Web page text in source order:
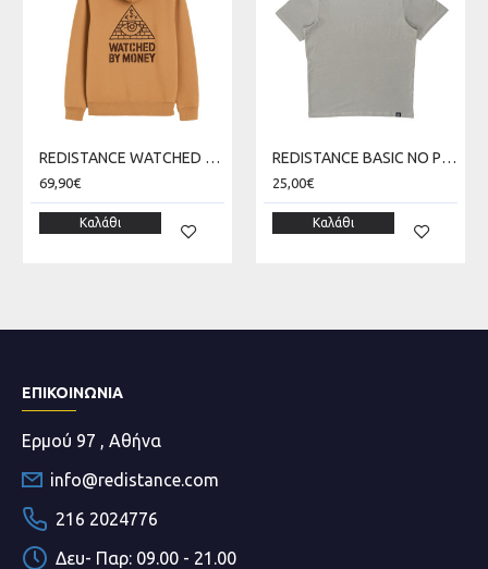
REDISTANCE WATCHED MONEY ZIP HOODIE RDU225TC08-2222
69,90€
Καλάθι
REDISTANCE BASIC NO PRINT LIGHT TEE RDU000B00-0606
25,00€
Καλάθι
ΕΠΙΚΟΙΝΩΝΊΑ
Ερμού 97 , Αθήνα
info@redistance.com
216 2024776
Δευ- Παρ: 09.00 - 21.00